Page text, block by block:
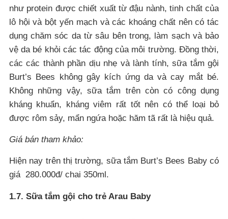
như protein được chiết xuất từ đậu nành, tinh chất của
lô hội và bột yến mạch và các khoáng chất nên có tác
dụng chăm sóc da từ sâu bên trong, làm sạch và bảo
vệ da bé khỏi các tác động của môi trường. Đồng thời,
các các thành phần dịu nhẹ và lành tính, sữa tắm gội
Burt’s Bees không gây kích ứng da và cay mắt bé.
Không những vậy, sữa tắm trên còn có công dụng
kháng khuẩn, kháng viêm rất tốt nên có thể loại bỏ
được rôm sảy, mẩn ngứa hoặc hăm tã rất là hiệu quả.
Giá bán tham khảo:
Hiện nay trên thị trường, sữa tắm Burt’s Bees Baby có
giá 280.000đ/ chai 350ml.
1.7. Sữa tắm gội cho trẻ Arau Baby